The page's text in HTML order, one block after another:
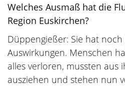
Welches Ausmaß hat die
Region Euskirchen?
Düppengießer: Sie hat noch
Auswirkungen. Menschen
alles verloren, mussten aus
ausziehen und stehen nun